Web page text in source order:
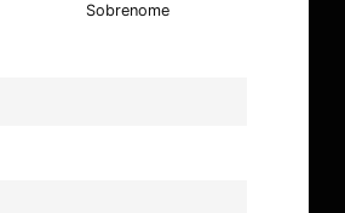
Sobrenome